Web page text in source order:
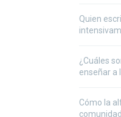
Quien
¿Cuáles
enseñar a
Cómo la